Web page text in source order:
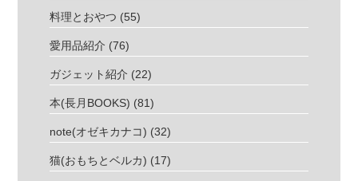
料理とおやつ (55)
愛用品紹介 (76)
ガジェット紹介 (22)
本(長月BOOKS) (81)
note(オゼキカナコ) (32)
猫(おもちとベルカ) (17)